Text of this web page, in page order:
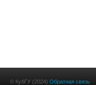
© КубГУ (2024) Обратная связь